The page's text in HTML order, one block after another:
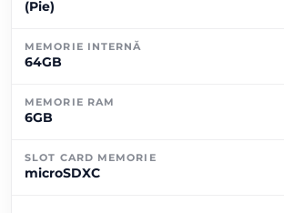
(Pie)
MEMORIE INTERNĂ
64GB
MEMORIE RAM
6GB
SLOT CARD MEMORIE
microSDXC